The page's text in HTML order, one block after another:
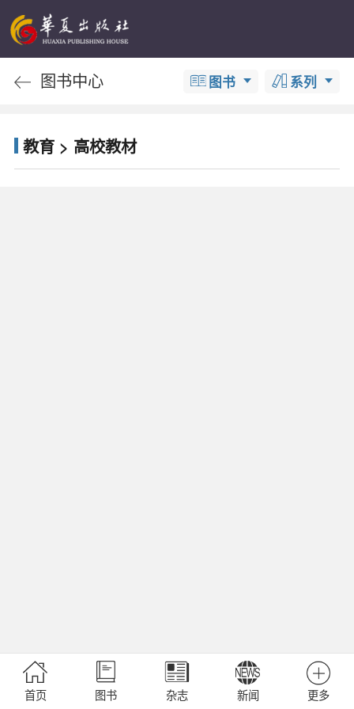
图书中心 图书 系列
教育 > 高校教材
首页 图书 杂志 新闻 更多